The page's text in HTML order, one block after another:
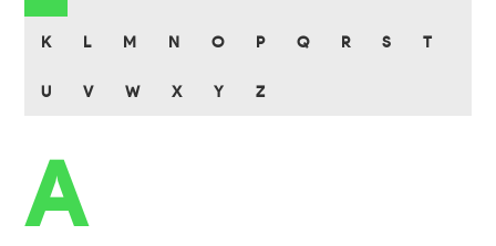
K L M N O P Q R S T
U V W X Y Z
A